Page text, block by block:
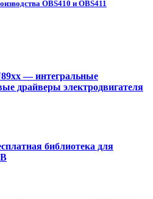
OBS410 и OBS411
— интегральные
драйверы электродвигателя
библиотека для